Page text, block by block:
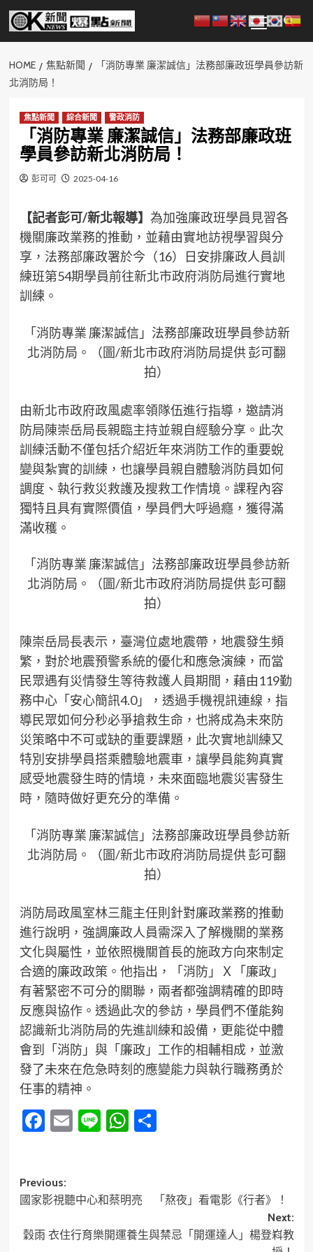
Skip
content
Menu
HOME 焦點新聞
「消防專業 廉潔誠信」法務部廉政班學員參訪新
北消防局！
焦點新聞 綜合新聞 警政消防
「消防專業 廉潔誠信」法務部廉政班
學員參訪新北消防局！
彭可可 2025-04-16
【記者彭可/新北報導】 為加強廉政班學員見習各
機關廉政業務的推動，並藉由實地訪視學習與分
享，法務部廉政署於今（16）日安排廉政人員訓
練班第54期學員前往新北市政府消防局進行實地
訓練。
「消防專業 廉潔誠信」法務部廉政班學員參訪新
北消防局。（圖/新北市政府消防局提供 彭可翻
拍）
由新北市政府政風處率領隊伍進行指導，邀請消
防局陳崇岳局長親臨主持並親自經驗分享。此次
訓練活動不僅包括介紹近年來消防工作的重要蛻
變與紮實的訓練，也讓學員親自體驗消防員如何
調度、執行救災救護及搜救工作情境。課程內容
獨特且具有實際價值，學員們大呼過癮，獲得滿
滿收穫。
「消防專業 廉潔誠信」法務部廉政班學員參訪新
北消防局。（圖/新北市政府消防局提供 彭可翻
拍）
陳崇岳局長表示，臺灣位處地震帶，地震發生頻
繁，對於地震預警系統的優化和應急演練，而當
民眾遇有災情發生等待救護人員期間，藉由119勤
務中心「安心簡訊4.0」，透過手機視訊連線，指
導民眾如何分秒必爭搶救生命，也將成為未來防
災策略中不可或缺的重要課題，此次實地訓練又
特別安排學員搭乘體驗地震車，讓學員能夠真實
感受地震發生時的情境，未來面臨地震災害發生
時，隨時做好更充分的準備。
「消防專業 廉潔誠信」法務部廉政班學員參訪新
北消防局。（圖/新北市政府消防局提供 彭可翻
拍）
消防局政風室林三龍主任則針對廉政業務的推動
進行說明，強調廉政人員需深入了解機關的業務
文化與屬性，並依照機關首長的施政方向來制定
合適的廉政政策。他指出，「消防」Ｘ「廉政」
有著緊密不可分的關聯，兩者都強調精確的即時
反應與協作。透過此次的參訪，學員們不僅能夠
認識新北消防局的先進訓練和設備，更能從中體
會到「消防」與「廉政」工作的相輔相成，並激
發了未來在危急時刻的應變能力與執行職務勇於
任事的精神。
Facebook
Email
LineWhatsApp
分
Post
navigation
Previous:
國家影視聽中心和蔡明亮 「熬夜」看電影《行者》！
Next:
穀雨 衣住行育樂開運養生與禁忌「開運達人」楊登嵙教